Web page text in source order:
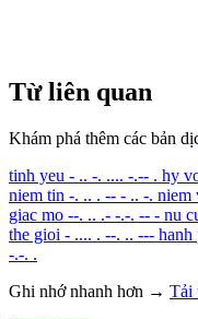
Từ liên quan
Khám phá thêm các bản
tinh yeu - .. -. .... -.-- . hy
niem tin -. .. . -- - .. -. niem
giac mo --. .. .- -.-. -- - nu
the gioi - .... . --. .. --- hanh
-.-. .
Ghi nhớ nhanh hơn → Tải